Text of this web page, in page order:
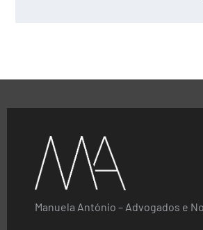
Manuela António – Advogados e